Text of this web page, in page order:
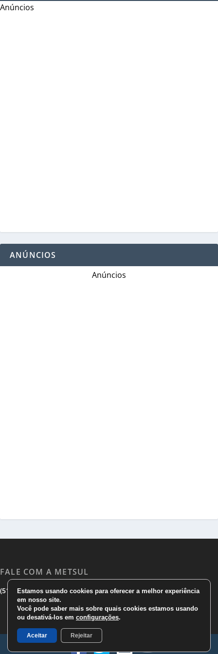
Anúncios
ANÚNCIOS
Anúncios
FALE COM A METSUL
(51) 3533 1983|(51)3785 7752|comercial@metsul.com
Estamos usando cookies para oferecer a melhor experiência
em nosso site.
Você pode saber mais sobre quais cookies estamos usando
ou desativá-los em configurações.
Aceitar Rejeitar